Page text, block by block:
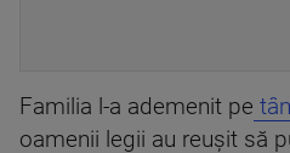
Familia l-a ademenit pe
oamenii legii au reușit să